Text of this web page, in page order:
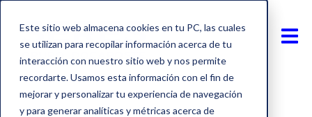
Este sitio web almacena cookies en tu PC, las cuales
se utilizan para recopilar información acerca de tu
interacción con nuestro sitio web y nos permite
recordarte. Usamos esta información con el fin de
mejorar y personalizar tu experiencia de navegación
y para generar analíticas y métricas acerca de